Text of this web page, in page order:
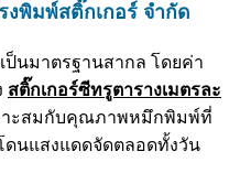
งพิมพ์สติ๊กเกอร์ จำกัด
ป็นมาตรฐานสากล โดยค่า
สติ๊กเกอร์ซีทรูตารางเมตรละ
าะสมกับคุณภาพหมึกพิมพ์ที่
ดนแสงแดดจัดตลอดทั้งวัน